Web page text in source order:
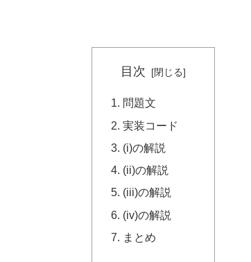
目次
問題文
実装コード
(i)の解説
(ii)の解説
(iii)の解説
(iv)の解説
まとめ